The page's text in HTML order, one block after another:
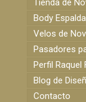
Tienda de
Body
Velos de
Pasadores
Perfil Raquel
Blog de
Contacto